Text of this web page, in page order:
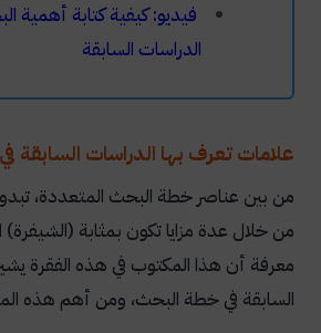
فيديو: كيفية كتابة أهمية
الدراسات السابقة
علامات تعرف بها الدراسات السابقة
من بين عناصر خطة البحث المتعددة، تبدو
من خلال عدة مزايا تكون بمثابة
معرفة أن هذا المكتوب في هذه الفقرة
السابقة في خطة البحث، ومن أهم هذه